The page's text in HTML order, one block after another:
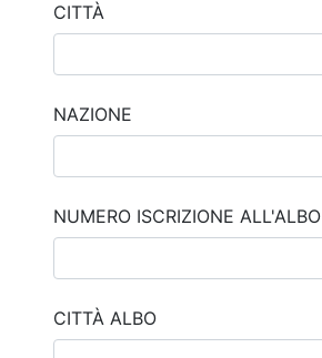
CITTÀ
NAZIONE
NUMERO ISCRIZIONE ALL'ALBO
CITTÀ ALBO